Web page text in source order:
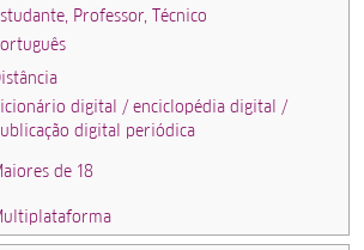
Professor, Técnico
digital / enciclopédia digital /
digital periódica
de 18